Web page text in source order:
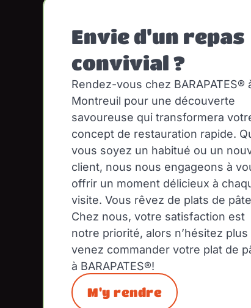
Envie d’un repas
convivial ?
Rendez-vous chez BARAPATES®
Montreuil pour une découverte
savoureuse qui transformera
concept de restauration rapide.
vous soyez un habitué ou un
client, nous nous engageons à
offrir un moment délicieux à
visite. Vous rêvez de plats de
Chez nous, votre satisfaction est
notre priorité, alors n’hésitez plus
venez commander votre plat de
à BARAPATES®!
M'y rendre